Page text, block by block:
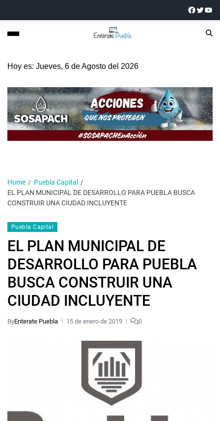
Hoy es: Jueves, 6 de Agosto del 2026
Home
Puebla Capital
EL PLAN MUNICIPAL DE DESARROLLO PARA PUEBLA BUSCA
CONSTRUIR UNA CIUDAD INCLUYENTE
Puebla Capital
EL PLAN MUNICIPAL DE
DESARROLLO PARA PUEBLA
BUSCA CONSTRUIR UNA
CIUDAD INCLUYENTE
ByEnterate Puebla 15 de enero de 2019 0